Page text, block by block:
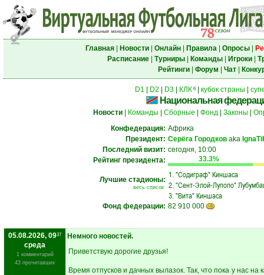
Главная| Новости| Онлайн| Правила| Опросы|
Расписание| Турниры| Команды| Игроки|
Рейтинги| Форум Чат|
D1 D2 D3 КЛК 6 кубок страны
Национальная
Новости Команды Сборные Фонд Законы
Конфедерация: Африка
Президент: Серёга Городков aka
Последний визит: сегодня, 10:00
Рейтинг президента:
33.3%
Лучшие стадионы:
весь список
1. "Содиграф" Киншаса
2. "Сент-Элой-Лупопо"
3. "Вита" Киншаса
Фонд федерации: 82 910 000
05.08.2026, 0937
среда
1 комментарий
43 прочитавших
Немного новостей.
Приветствую дорогие друзья!
Время отпусков и дачных вылазок. Так, что пока у нас